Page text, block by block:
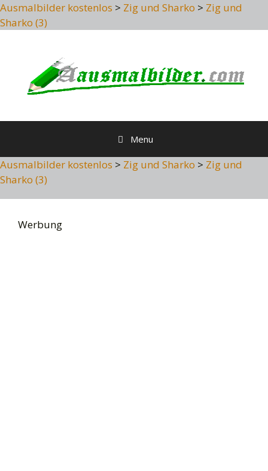
Ausmalbilder kostenlos > Zig und Sharko > Zig und
Sharko (3)
Menu
Ausmalbilder kostenlos > Zig und Sharko > Zig und
Sharko (3)
Werbung